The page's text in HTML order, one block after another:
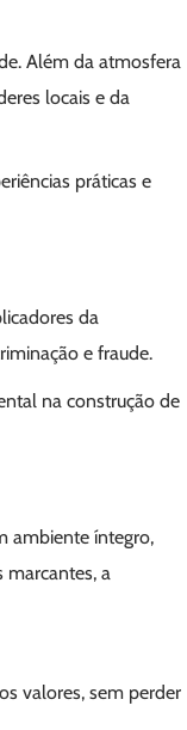
Além da atmosfera
locais e da
práticas e
da
e fraude.
na construção de
ambiente íntegro,
marcantes, a
valores, sem perder